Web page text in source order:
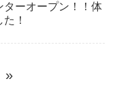
ターオープン！！体
！
»